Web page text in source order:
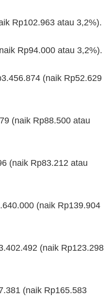
Rp102.963 atau 3,2%).
Rp94.000 atau 3,2%).
(naik Rp52.629
(naik Rp88.500 atau
(naik Rp83.212 atau
(naik Rp139.904
(naik Rp123.298
(naik Rp165.583